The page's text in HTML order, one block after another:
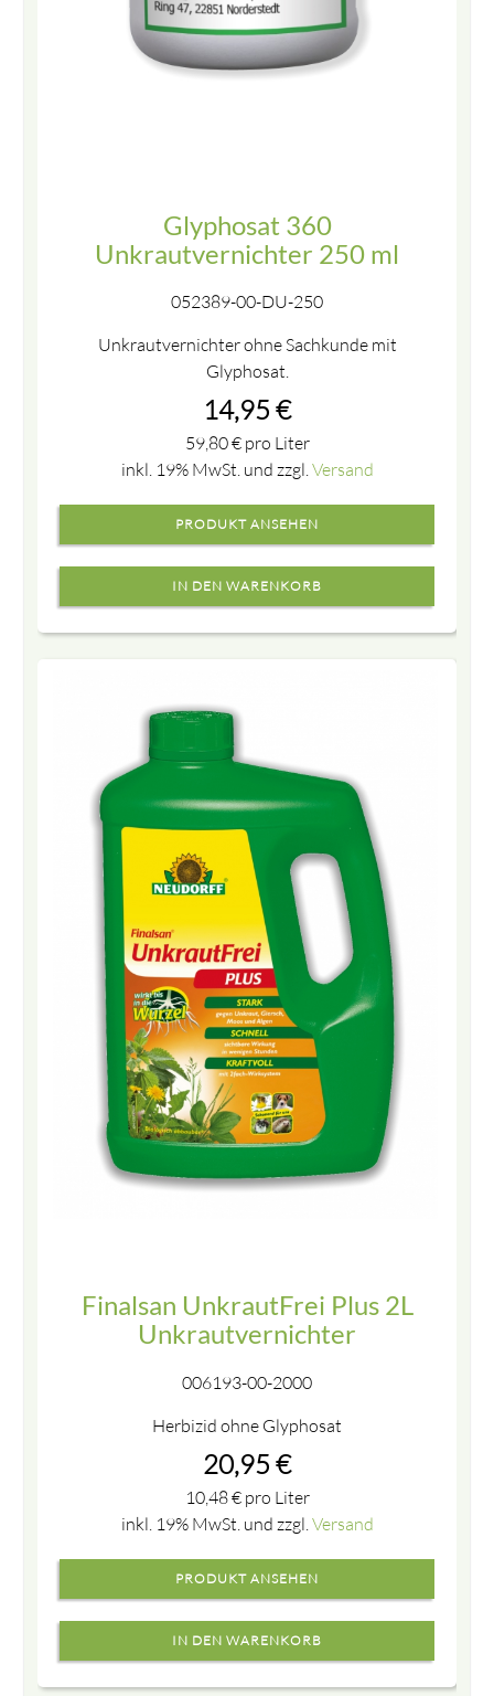
Glyphosat 360
Unkrautvernichter 250 ml
052389-00-DU-250
Unkrautvernichter ohne Sachkunde mit
Glyphosat.
14,95 €
59,80€pro Liter
inkl. 19% MwSt. und zzgl.Versand
PRODUKT ANSEHEN
Finalsan UnkrautFrei Plus 2L
Unkrautvernichter
006193-00-2000
Herbizid ohne Glyphosat
20,95 €
10,48€pro Liter
inkl. 19% MwSt. und zzgl. Versand
PRODUKT ANSEHEN